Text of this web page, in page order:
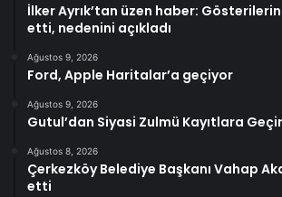
İlker Ayrık’tan üzen haber:
etti, nedenini açıkladı
Ağustos 9, 2026
Ford, Apple Haritalar’a geçiyor
Ağustos 9, 2026
Gutul’dan Siyasi Zulmü Kayıtlara
Ağustos 8, 2026
Çerkezköy Belediye Başkanı Vahap
etti